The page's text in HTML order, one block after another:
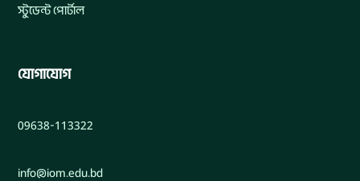
স্টুডেন্ট পোর্টাল
যোগাযোগ
09638-113322
info@iom.edu.bd